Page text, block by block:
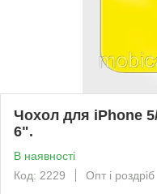
Чохол для iPhone
6".
В наявності
Код: 2229
Опт і роздріб